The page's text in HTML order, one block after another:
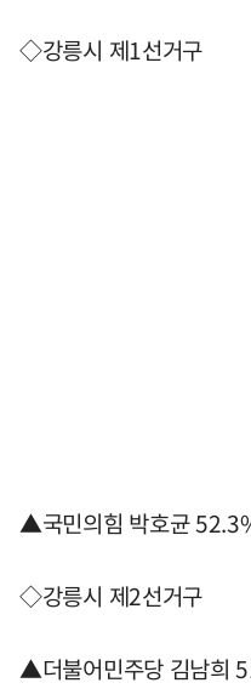
◇강릉시 제1선거구
▲국민의힘 박호균
◇강릉시 제2선거구
▲더불어민주당 김남희